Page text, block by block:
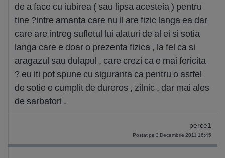
de a face cu iubirea ( sau lipsa acesteia ) pentru
tine ?intre amanta care nu il are fizic langa ea dar
care are intreg sufletul lui alaturi de al ei si sotia
langa care e doar o prezenta fizica , la fel ca si
aragazul sau dulapul , care crezi ca e mai fericita
? eu iti pot spune cu siguranta ca pentru o astfel
de sotie e cumplit de dureros , zilnic , dar mai ales
de sarbatori .
perce1
Postat pe 3 Decembrie 2011 16:45